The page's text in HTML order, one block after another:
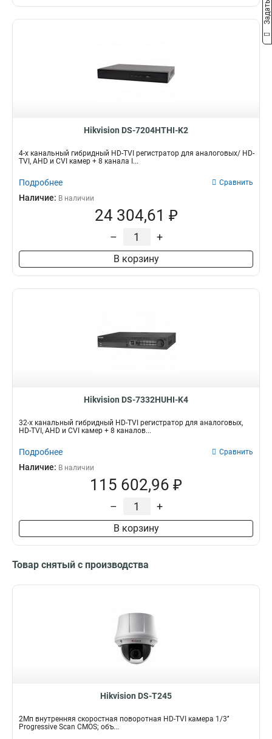
Hikvision DS-7204HTHI-K2
4-х канальный гибридный HD-TVI регистратор для аналоговых/ HD-
TVI, AHD и CVI камер + 8 канала I...
Подробнее Сравнить
Наличие: В наличии
24 304,61 ₽
– +
В корзину
Hikvision DS-7332HUHI-K4
32-х канальный гибридный HD-TVI регистратор для аналоговых,
HD-TVI, AHD и CVI камер + 8 каналов...
Подробнее Сравнить
Наличие: В наличии
115 602,96 ₽
– +
В корзину
Товар снятый с производства
Hikvision DS-T245
2Мп внутренняя скоростная поворотная HD-TVI камера 1/3’’
Progressive Scan CMOS; объ...